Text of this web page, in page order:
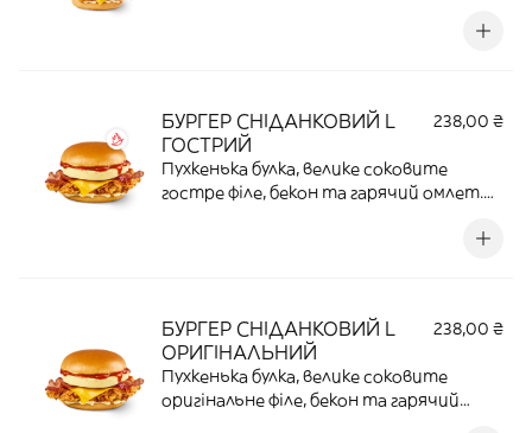
БУРГЕР СНІДАНКОВИЙ L
ГОСТРИЙ
238,00 ₴
Пухкенька булка, велике соковите
гостре філе, бекон та гарячий омлет.
зовсім не дивиться на годинник |229 Г |
БУРГЕР СНІДАНКОВИЙ L
ОРИГІНАЛЬНИЙ
238,00 ₴
Пухкенька булка, велике соковите
оригінальне філе, бекон та гарячий